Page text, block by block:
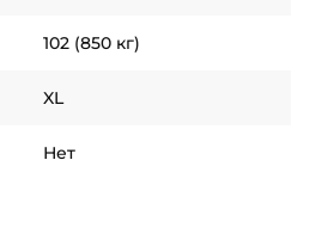
102 (850 кг)
XL
Нет